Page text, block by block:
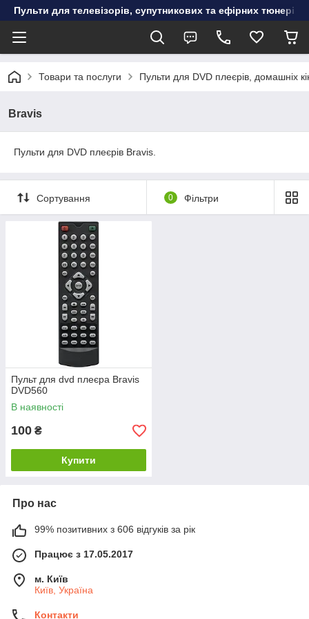
Пульти для телевізорів, супутникових та ефірних тюнерів,
Товари та послуги Пульти для DVD плеєрів, домашніх
Bravis
Пульти для DVD плеєрів Bravis.
Сортування 0 Фільтри
Пульт для dvd плеєра Bravis
DVD560
В наявності
100 ₴
Купити
Про нас
99% позитивних з 606 відгуків за рік
Працює з 17.05.2017
м. Київ
Київ, Україна
Контакти